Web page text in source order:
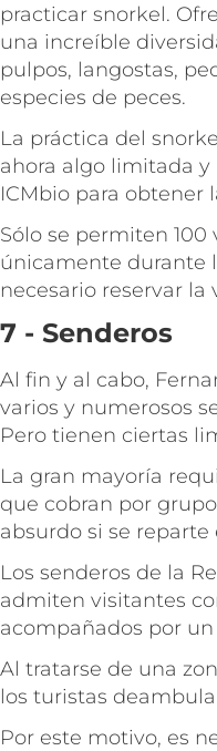
practicar snorkel.
una increíble
pulpos, langostas,
especies de peces.
La práctica del
ahora algo limitada y
ICMbio para obtener
Sólo se permiten 100
únicamente durante
necesario reservar la
7 - Senderos
Al fin y al cabo,
varios y numerosos
Pero tienen ciertas
La gran mayoría
que cobran por
absurdo si se
Los senderos de la
admiten visitantes
acompañados por
Al tratarse de una
los turistas
Por este motivo, es